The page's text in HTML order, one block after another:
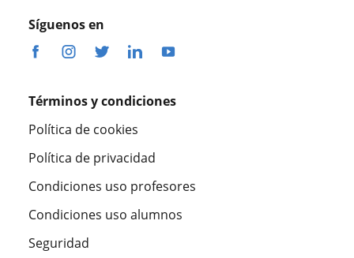
Síguenos en
Términos y condiciones
Política de cookies
Política de privacidad
Condiciones uso profesores
Condiciones uso alumnos
Seguridad